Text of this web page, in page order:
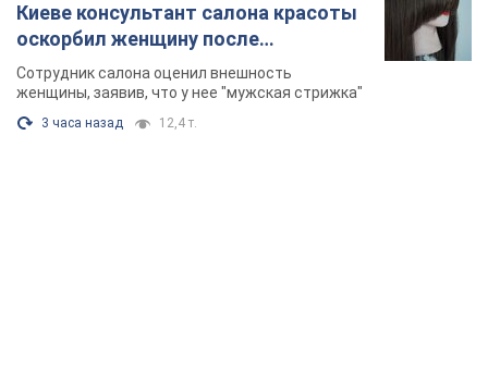
Киеве консультант салона красоты
оскорбил женщину после
химиотерапии, разгорелся скандал.
Фото
Сотрудник салона оценил внешность
женщины, заявив, что у нее "мужская стрижка"
3 часа назад 12,4 т.